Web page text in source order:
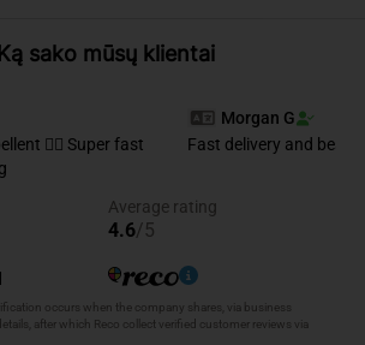
Ką sako mūsų klientai